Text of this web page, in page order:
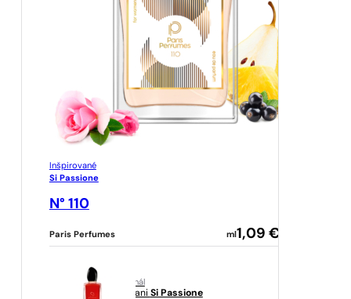
Inšpirované
Si Passione
N° 110
Paris Perfumes ml1,09 €
originál
Armani Si Passione